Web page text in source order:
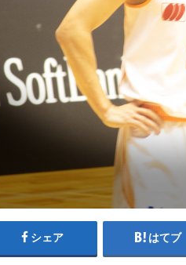
シェア はてブ